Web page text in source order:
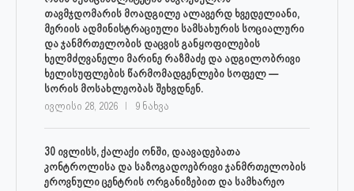
თავმჯდომარის მოადგილე ალავერდ ხვედელიანი,
მერიის ადმინისტრაციული სამსახურის სოციალური
და ჯანმრთელობის დაცვის განყოფილების
ხელმძღვანელი მარინე რაზმაძე და ადგილობრივი
ხელისუფლების წარმომადგენლები სოფელ —
სორის მოსახლეობას შეხვდნენ.
ივლისი 28, 2026 9 ნახვა
30 ივლისს, ქალაქი ონში, დაავადებათა
კონტროლისა და საზოგადოებრივი ჯანმრთელობის
ეროვნული ცენტრის ორგანიზებით და სამხარეო